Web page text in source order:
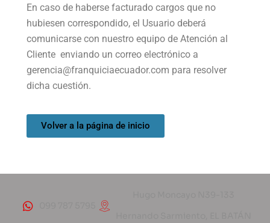
En caso de haberse facturado cargos que no
hubiesen correspondido, el Usuario deberá
comunicarse con nuestro equipo de Atención al
Cliente enviando un correo electrónico a
gerencia@franquiciaecuador.com para resolver
dicha cuestión.
Volver a la página de inicio